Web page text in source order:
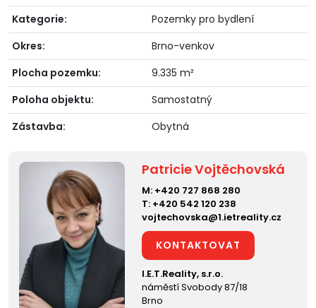
Kategorie:
Pozemky pro bydlení
Okres:
Brno-venkov
Plocha pozemku:
9.335 m²
Poloha objektu:
Samostatný
Zástavba:
Obytná
Patricie Vojtěchovská
M: +420 727 868 280
T: +420 542 120 238
vojtechovska@1.ietreality.cz
KONTAKTOVAT
I.E.T.Reality, s.r.o.
náměstí Svobody 87/18
Brno